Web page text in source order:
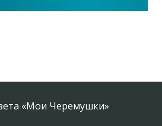
«Мои Черемушки»